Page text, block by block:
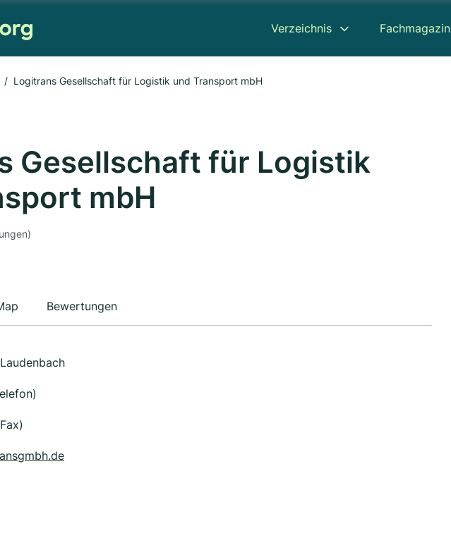
Verzeichnis Fachmagazin
Logitrans Gesellschaft für Logistik und Transport mbH
Gesellschaft für Logistik
mbH
Bewertungen